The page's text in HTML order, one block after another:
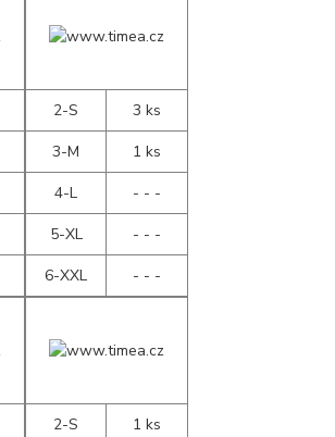
2-S
3 ks
3-M
1 ks
4-L
- - -
5-XL
- - -
6-XXL
- - -
2-S
1 ks